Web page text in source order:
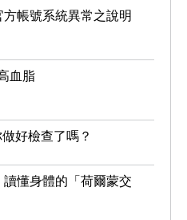
方帳號系統異常之說明
血脂
好檢查了嗎？
懂身體的「荷爾蒙交